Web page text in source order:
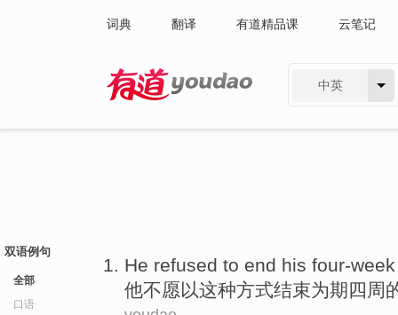
词典 翻译 有道精品课 云笔记
中英
双语例句
全部
口语
He refused to end his four-week
他不愿以这种方式结束为期四周